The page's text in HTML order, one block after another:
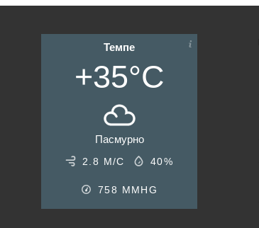
Темпе
+35°C
Пасмурно
2.8 М/С 40%
758 MMHG